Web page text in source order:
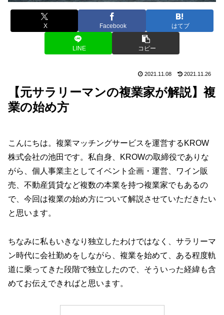
X Facebook はてブ
LINE コピー
2021.11.08 2021.11.26
【元サラリーマンの複業家が解説】複
業の始め方
こんにちは。複業マッチングサービスを運営するKROW
株式会社の池田です。私自身、KROWの取締役でありな
がら、個人事業主としてイベント企画・運営、ワイン販
売、不動産賃貸など複数の本業を持つ複業家でもあるの
で、今回は複業の始め方について解説させていただきたい
と思います。
ちなみに私もいきなり独立したわけではなく、サラリーマ
ン時代に会社勤めをしながら、複業を始めて、ある程度軌
道に乗ってきた段階で独立したので、そういった経緯も含
めてお伝えできればと思います。